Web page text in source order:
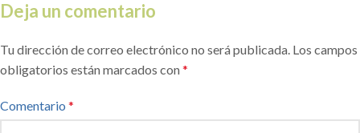
Deja un comentario
Tu dirección de correo electrónico no será publicada. Los campos
obligatorios están marcados con *
Comentario *